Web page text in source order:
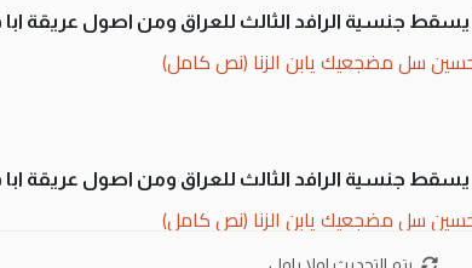
يسقط جنسية الرافد الثالث للعراق ومن اصول عريقة ابا
سل مضجعيك يابن الزنا (نص كامل)
يسقط جنسية الرافد الثالث للعراق ومن اصول عريقة ابا
سل مضجعيك يابن الزنا (نص كامل)
يتم التحديث اولا باول